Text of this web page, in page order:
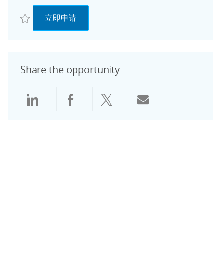
收藏 Senior Game Producer, Live Operations and Content, Overwatch
立即申请Senior Game Producer, Live Operations
Share the opportunity
通过领英分享通过Facebook分享
通过推特分享